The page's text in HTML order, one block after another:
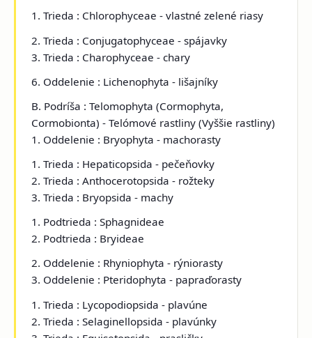
1. Trieda : Chlorophyceae - vlastné zelené riasy
2. Trieda : Conjugatophyceae - spájavky
3. Trieda : Charophyceae - chary
6. Oddelenie : Lichenophyta - lišajníky
B. Podríša : Telomophyta (Cormophyta,
Cormobionta) - Telómové rastliny (Vyššie rastliny)
1. Oddelenie : Bryophyta - machorasty
1. Trieda : Hepaticopsida - pečeňovky
2. Trieda : Anthocerotopsida - rožteky
3. Trieda : Bryopsida - machy
1. Podtrieda : Sphagnideae
2. Podtrieda : Bryideae
2. Oddelenie : Rhyniophyta - rýniorasty
3. Oddelenie : Pteridophyta - papraďorasty
1. Trieda : Lycopodiopsida - plavúne
2. Trieda : Selaginellopsida - plavúnky